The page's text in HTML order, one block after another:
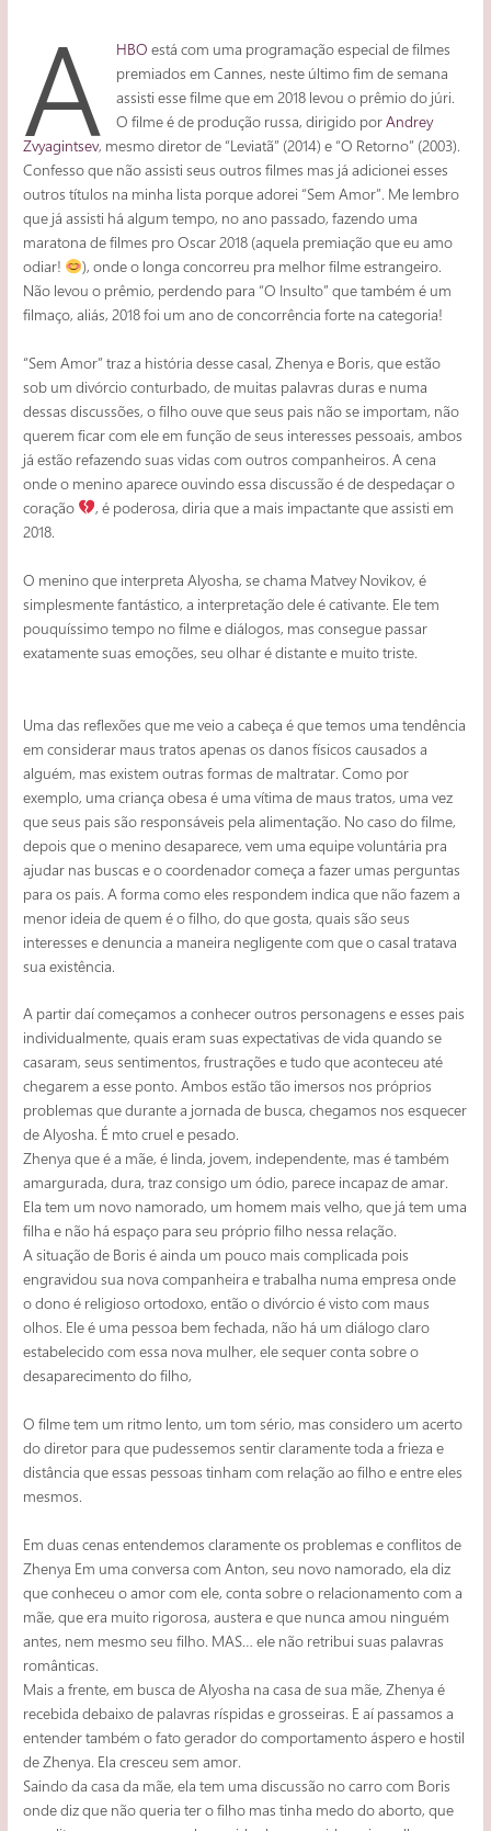
A HBO está com uma programação especial de filmes
premiados em Cannes, neste último fim de semana
assisti esse filme que em 2018 levou o prêmio do júri.
O filme é de produção russa, dirigido porAndrey
Zvyagintsev, mesmo diretor de “Leviatã” (2014) e “O Retorno” (2003).
Confesso que não assisti seus outros filmes mas já adicionei esses
outros títulos na minha lista porque adorei “Sem Amor”. Me lembro
que já assisti há algum tempo, no ano passado, fazendo uma
maratona de filmes pro Oscar 2018 (aquela premiação que eu amo
odiar!
), onde o longa concorreu pra melhor filme estrangeiro.
Não levou o prêmio, perdendo para “O Insulto” que também é um
filmaço, aliás, 2018 foi um ano de concorrência forte na categoria!
“Sem Amor” traz a história desse casal, Zhenya e Boris, que estão
sob um divórcio conturbado, de muitas palavras duras e numa
dessas discussões, o filho ouve que seus pais não se importam, não
querem ficar com ele em função de seus interesses pessoais, ambos
já estão refazendo suas vidas com outros companheiros. A cena
onde o menino aparece ouvindo essa discussão é de despedaçar o
coração
, é poderosa, diria que a mais impactante que assisti em
2018.
O menino que interpreta Alyosha, se chama Matvey Novikov, é
simplesmente fantástico, a interpretação dele é cativante. Ele tem
pouquíssimo tempo no filme e diálogos, mas consegue passar
exatamente suas emoções, seu olhar é distante e muito triste.
Uma das reflexões que me veio a cabeça é que temos uma tendência
em considerar maus tratos apenas os danos físicos causados a
alguém, mas existem outras formas de maltratar. Como por
exemplo, uma criança obesa é uma vítima de maus tratos, uma vez
que seus pais são responsáveis pela alimentação. No caso do filme,
depois que o menino desaparece, vem uma equipe voluntária pra
ajudar nas buscas e o coordenador começa a fazer umas perguntas
para os pais. A forma como eles respondem indica que não fazem a
menor ideia de quem é o filho, do que gosta, quais são seus
interesses e denuncia a maneira negligente com que o casal tratava
sua existência.
A partir daí começamos a conhecer outros personagens e esses pais
individualmente, quais eram suas expectativas de vida quando se
casaram, seus sentimentos, frustrações e tudo que aconteceu até
chegarem a esse ponto. Ambos estão tão imersos nos próprios
problemas que durante a jornada de busca, chegamos nos esquecer
de Alyosha. É mto cruel e pesado.
Zhenya que é a mãe, é linda, jovem, independente, mas é também
amargurada, dura, traz consigo um ódio, parece incapaz de amar.
Ela tem um novo namorado, um homem mais velho, que já tem uma
filha e não há espaço para seu próprio filho nessa relação.
A situação de Boris é ainda um pouco mais complicada pois
engravidou sua nova companheira e trabalha numa empresa onde
o dono é religioso ortodoxo, então o divórcio é visto com maus
olhos. Ele é uma pessoa bem fechada, não há um diálogo claro
estabelecido com essa nova mulher, ele sequer conta sobre o
desaparecimento do filho,
O filme tem um ritmo lento, um tom sério, mas considero um acerto
do diretor para que pudessemos sentir claramente toda a frieza e
distância que essas pessoas tinham com relação ao filho e entre eles
mesmos.
Em duas cenas entendemos claramente os problemas e conflitos de
Zhenya Em uma conversa com Anton, seu novo namorado, ela diz
que conheceu o amor com ele, conta sobre o relacionamento com a
mãe, que era muito rigorosa, austera e que nunca amou ninguém
antes, nem mesmo seu filho. MAS… ele não retribui suas palavras
românticas.
Mais a frente, em busca de Alyosha na casa de sua mãe, Zhenya é
recebida debaixo de palavras ríspidas e grosseiras. E aí passamos a
entender também o fato gerador do comportamento áspero e hostil
de Zhenya. Ela cresceu sem amor.
Saindo da casa da mãe, ela tem uma discussão no carro com Boris
onde diz que não queria ter o filho mas tinha medo do aborto, que